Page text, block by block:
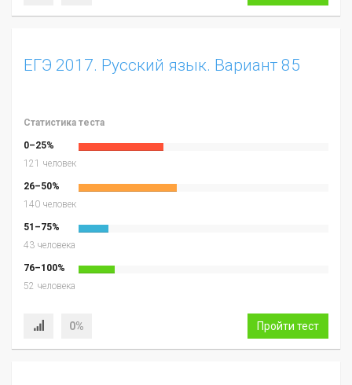
ЕГЭ 2017. Русский язык. Вариант 85
Статистика теста
0–25%
121 человек
26–50%
140 человек
51–75%
43 человека
76–100%
52 человека
0% Пройти тест